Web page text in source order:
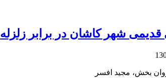
شهر کاشان در برابر زلزله
بخش، مجید افسر